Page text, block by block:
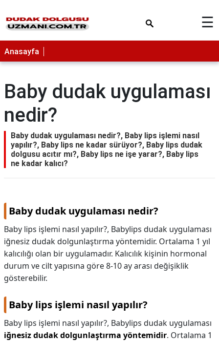
☰
Anasayfa
Baby dudak uygulaması
nedir?
Baby dudak uygulaması nedir?, Baby lips işlemi nasıl
yapılır?, Baby lips ne kadar sürüyor?, Baby lips dudak
dolgusu acıtır mı?, Baby lips ne işe yarar?, Baby lips
ne kadar kalıcı?
Baby dudak uygulaması nedir?
Baby lips işlemi nasıl yapılır?, Babylips dudak uygulaması
iğnesiz dudak dolgunlaştırma yöntemidir. Ortalama 1 yıl
kalıcılığı olan bir uygulamadır. Kalıcılık kişinin hormonal
durum ve cilt yapısına göre 8-10 ay arası değişiklik
gösterebilir.
Baby lips işlemi nasıl yapılır?
Baby lips işlemi nasıl yapılır?, Babylips dudak uygulaması
iğnesiz dudak dolgunlaştırma yöntemidir. Ortalama 1